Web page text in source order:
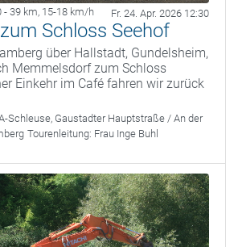
- 39 km, 15-18 km/h Fr. 24. Apr. 2026 12:30
Schloss Seehof
über Hallstadt, Gundelsheim,
Memmelsdorf zum Schloss
Einkehr im Café fahren wir zurück
Schleuse, Gaustadter Hauptstraße / An der
Tourenleitung: Frau Inge Buhl